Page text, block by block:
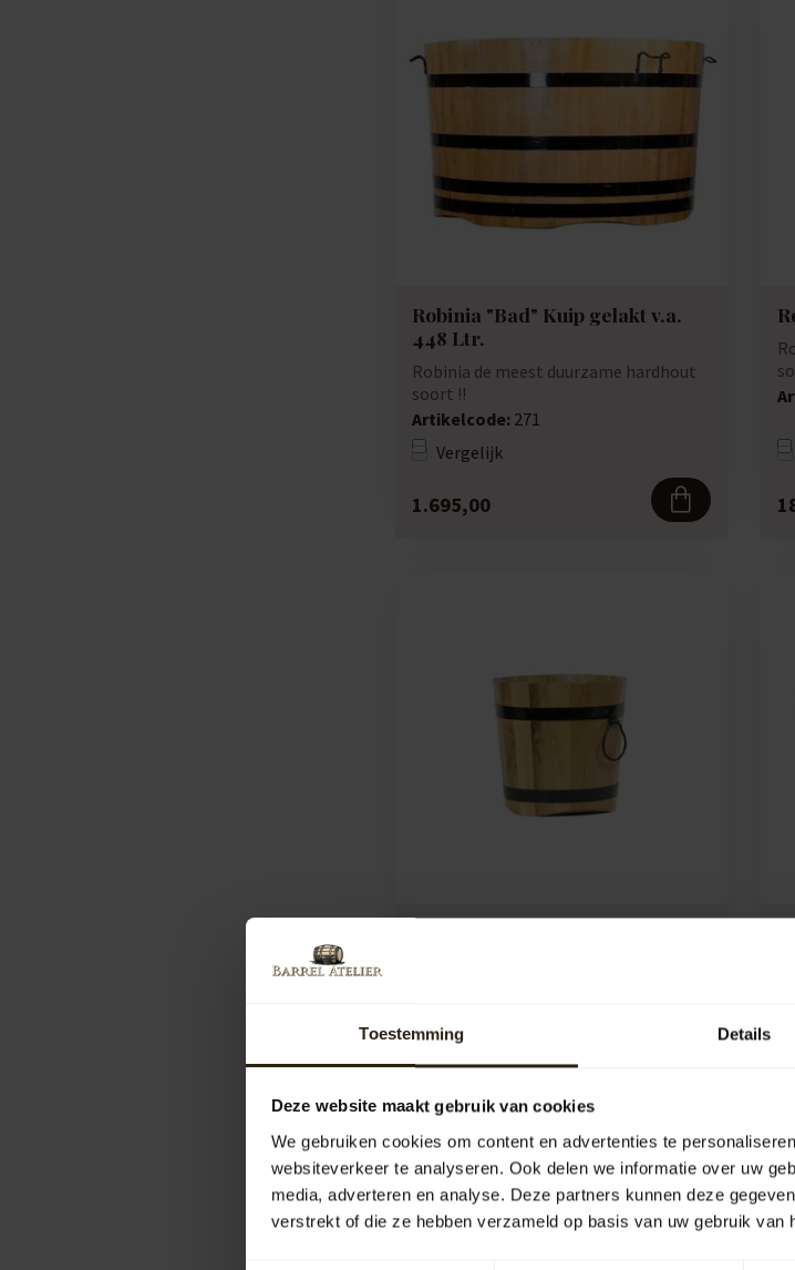
Toestemming Details
Deze website maakt gebruik van cookies
We gebruiken cookies om content en advertenties te
websiteverkeer te analyseren. Ook delen we informatie over uw
media, adverteren en analyse. Deze partners kunnen deze
verstrekt of die ze hebben verzameld op basis van uw gebruik van
Robinia "Bad" Kuip gelakt v.a.
448 Ltr.
Robinia de meest duurzame hardhout
soort !!
Artikelcode: 271
Vergelijk
1.695,00
Artikelcode:
Vergelijk
110,95